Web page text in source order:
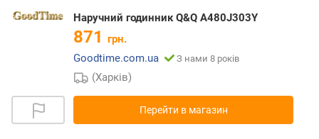
Наручний годинник Q&Q A480J303Y
871 грн.
Goodtime.com.ua
З нами 8 років
(Харків)
Перейти в магазин